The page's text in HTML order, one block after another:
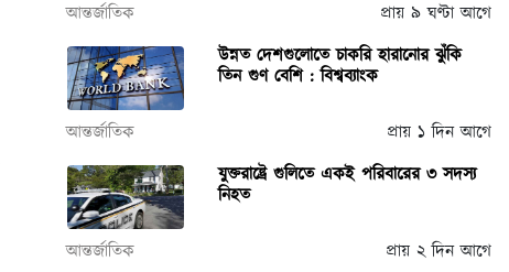
আন্তর্জাতিক
প্রায় ৯ ঘণ্টা আগে
উন্নত দেশগুলোতে চাকরি হারানোর ঝুঁকি
তিন গুণ বেশি : বিশ্বব্যাংক
আন্তর্জাতিক
প্রায় ১ দিন আগে
যুক্তরাষ্ট্রে গুলিতে একই পরিবারের ৩ সদস্য
নিহত
আন্তর্জাতিক
প্রায় ২ দিন আগে